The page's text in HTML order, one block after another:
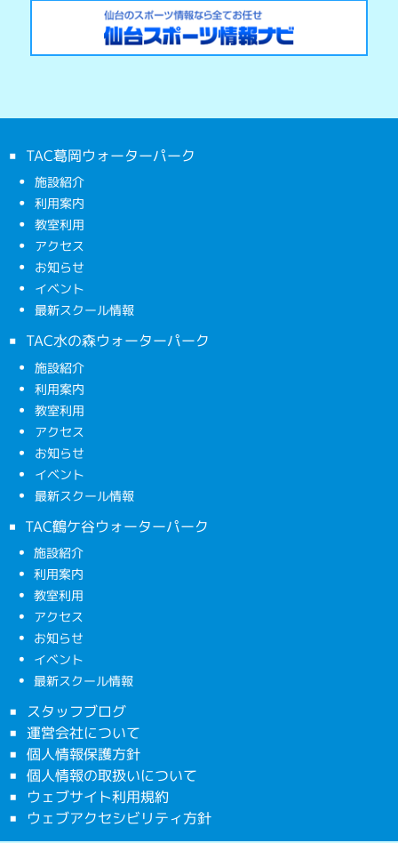
TAC葛岡ウォーターパーク
施設紹介
利用案内
教室利用
アクセス
お知らせ
イベント
最新スクール情報
TAC水の森ウォーターパーク
施設紹介
利用案内
教室利用
アクセス
お知らせ
イベント
最新スクール情報
TAC鶴ケ谷ウォーターパーク
施設紹介
利用案内
教室利用
アクセス
お知らせ
イベント
最新スクール情報
スタッフブログ
運営会社について
個人情報保護方針
個人情報の取扱いについて
ウェブサイト利用規約
ウェブアクセシビリティ方針